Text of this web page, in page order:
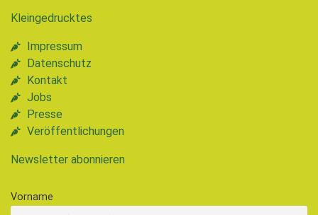
Kleingedrucktes
Impressum
Datenschutz
Kontakt
Jobs
Presse
Veröffentlichungen
Newsletter abonnieren
Vorname